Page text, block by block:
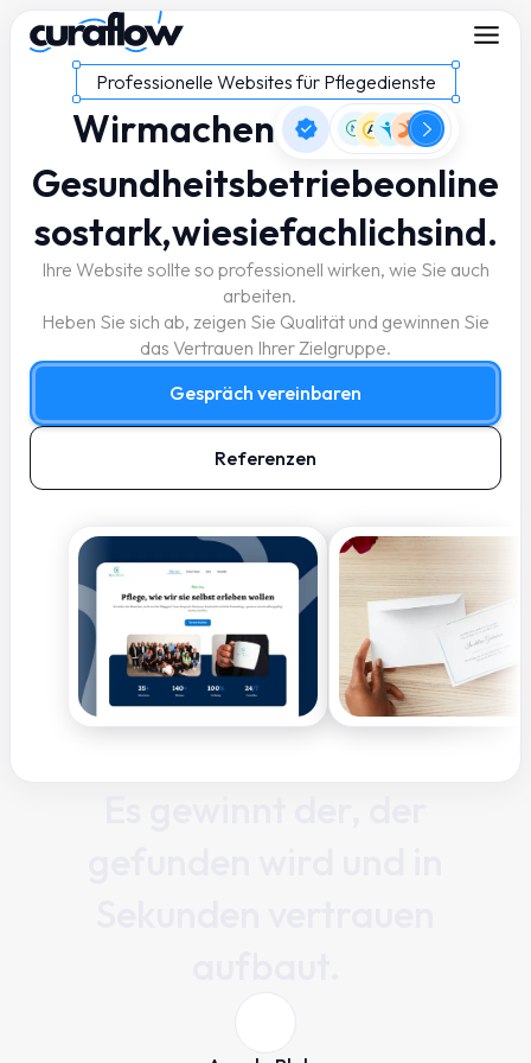
Professionelle Websites für Pflegedienste
Wirmachen
Gesundheits­betriebeonline
sostark,wiesiefachlichsind.
Ihre Website sollte so professionell wirken, wie Sie auch
arbeiten.
Heben Sie sich ab, zeigen Sie Qualität und gewinnen Sie
das Vertrauen Ihrer Zielgruppe.
Gespräch vereinbaren
Referenzen